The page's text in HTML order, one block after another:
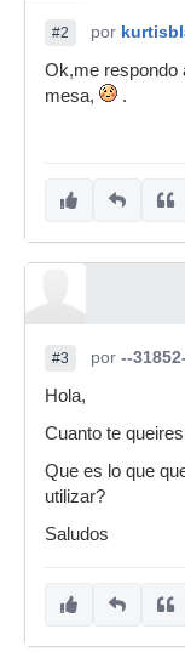
#2 por
Ok,me respondo
mesa,
.
#3 por --
Hola,
Cuanto te
Que es lo que
utilizar?
Saludos